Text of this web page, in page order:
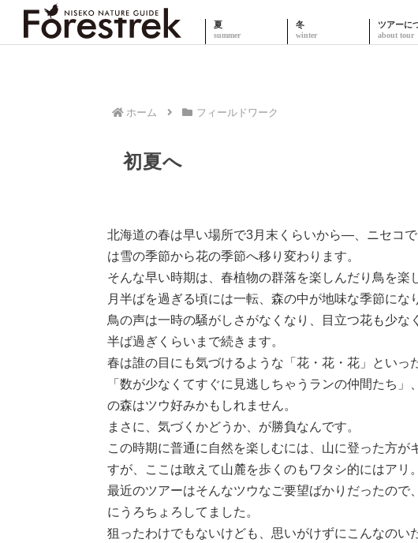
夏 冬 ツアーに
ホーム フィールドワーク
初夏へ
北海道の春は早い場所で3月末くらいから―、ニセコ
は雪の季節から花の季節へ移り変わります。
そんな早い時期は、春植物の群落を楽しんだり鳥を楽
月半ばを過ぎる頃には一転、森の中が地味な季節にな
鳥の声は一時の騒がしさがなくなり、目立つ花も少
半ば過ぎくらいまで続きます。
春は誰の目にも気づけるような「花・花・花」とい
「数が少なくてすぐに見逃しちゃうランの仲間たち
の森はツウ好みかもしれません。
まさに、気づくかどうか、が勝負なんです。
この時期に普通に自然を楽しむには、山に登った方
すが、ここは敢えて山麓を歩くのもワタシ的にはアリ。
最近のツアーはそんなツウなご要望ばかりだったの
にうろちょろしてました。
狙ったわけでもないけども、思いがけずにこんなのい